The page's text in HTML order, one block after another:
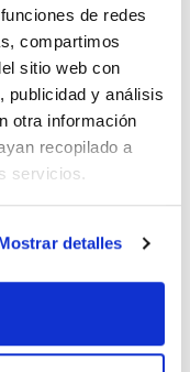
de redes
compartimos
sitio web con
publicidad y análisis
otra información
recopilado a
servicios.
detalles